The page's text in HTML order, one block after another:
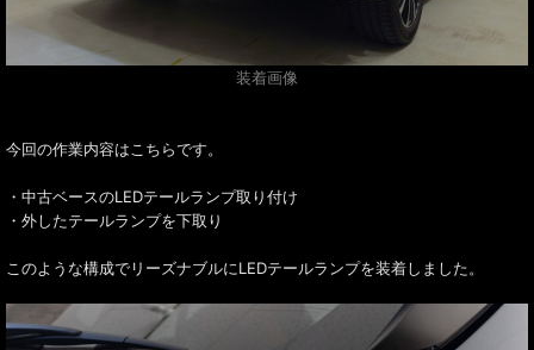
装着画像
今回の作業内容はこちらです。
・中古ベースのLEDテールランプ取り付け
・外したテールランプを下取り
このような構成でリーズナブルにLEDテールランプを装着しました。